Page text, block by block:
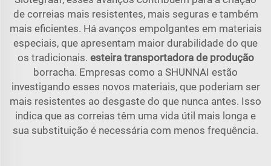
de correias mais resistentes, mais seguras e também
mais eficientes. Há avanços empolgantes em materiais
especiais, que apresentam maior durabilidade do que
os tradicionais. esteira transportadora de produção
borracha. Empresas como a SHUNNAI estão
investigando esses novos materiais, que poderiam ser
mais resistentes ao desgaste do que nunca antes. Isso
indica que as correias têm uma vida útil mais longa e
sua substituição é necessária com menos frequência.